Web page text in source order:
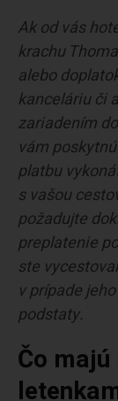
Ak od vás
krachu
alebo
kanceláriu či
zariadením
vám
platbu
s vašou
požadujte
preplatenie
ste
v prípade
podstaty.
Čo